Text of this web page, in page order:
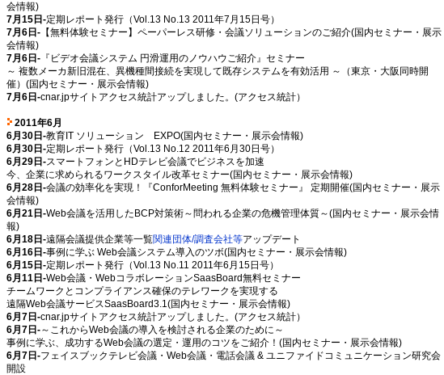
会情報)
7月15日-定期レポート発行（Vol.13 No.13 2011年7月15日号）
7月6日-【無料体験セミナー】ペーパーレス研修・会議ソリューションのご紹介(国内セミナー・展示
会情報)
7月6日-『ビデオ会議システム 円滑運用のノウハウご紹介』セミナー
～ 複数メーカ新旧混在、異機種間接続を実現して既存システムを有効活用 ～（東京・大阪同時開
催）(国内セミナー・展示会情報)
7月6日-cnar.jpサイトアクセス統計アップしました。(アクセス統計）
2011年6月
6月30日-教育IT ソリューション EXPO(国内セミナー・展示会情報)
6月30日-定期レポート発行（Vol.13 No.12 2011年6月30日号）
6月29日-スマートフォンとHDテレビ会議でビジネスを加速
今、企業に求められるワークスタイル改革セミナー(国内セミナー・展示会情報)
6月28日-会議の効率化を実現！『ConforMeeting 無料体験セミナー』 定期開催(国内セミナー・展示
会情報)
6月21日-Web会議を活用したBCP対策術～問われる企業の危機管理体質～(国内セミナー・展示会情
報)
6月18日-遠隔会議提供企業等一覧関連団体/調査会社等アップデート
6月16日-事例に学ぶ Web会議システム導入のツボ(国内セミナー・展示会情報)
6月15日-定期レポート発行（Vol.13 No.11 2011年6月15日号）
6月11日-Web会議・WebコラボレーションSaasBoard無料セミナー
チームワークとコンプライアンス確保のテレワークを実現する
遠隔Web会議サービスSaasBoard3.1(国内セミナー・展示会情報)
6月7日-cnar.jpサイトアクセス統計アップしました。(アクセス統計）
6月7日-～これからWeb会議の導入を検討される企業のために～
事例に学ぶ、成功するWeb会議の選定・運用のコツをご紹介！(国内セミナー・展示会情報)
6月7日-フェイスブックテレビ会議・Web会議・電話会議 & ユニファイドコミュニケーション研究会
開設